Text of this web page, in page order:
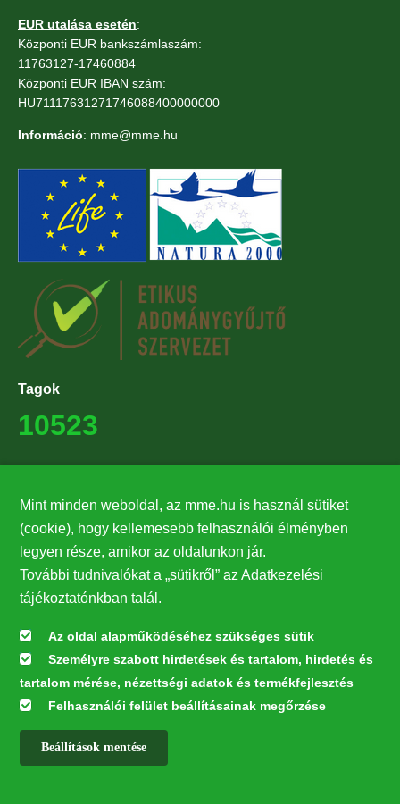
EUR utalása esetén:
Központi EUR bankszámlaszám:
11763127-17460884
Központi EUR IBAN szám:
HU71117631271746088400000000
Információ: mme@mme.hu
Tagok
10523
27224
Hírlevél feliratkozás
Értesüljön elsőként legfrissebb híreinkről, eseményeinkről!
Feliratkozás
Mint minden weboldal, az mme.hu is használ sütiket
(cookie), hogy kellemesebb felhasználói élményben
legyen része, amikor az oldalunkon jár.
További tudnivalókat a „sütikről” az Adatkezelési
tájékoztatónkban talál.
Az oldal alapműködéséhez szükséges sütik
Személyre szabott hirdetések és tartalom, hirdetés és
tartalom mérése, nézettségi adatok és termékfejlesztés
Felhasználói felület beállításainak megőrzése
Beállítások mentése